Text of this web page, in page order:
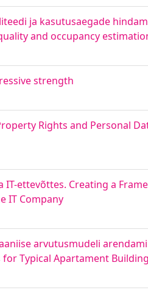
ja kasutusaegade
and occupancy
strength
Rights and Personal
ettevõttes. Creating a
IT Company
arvutusmudeli
Typical Apartament